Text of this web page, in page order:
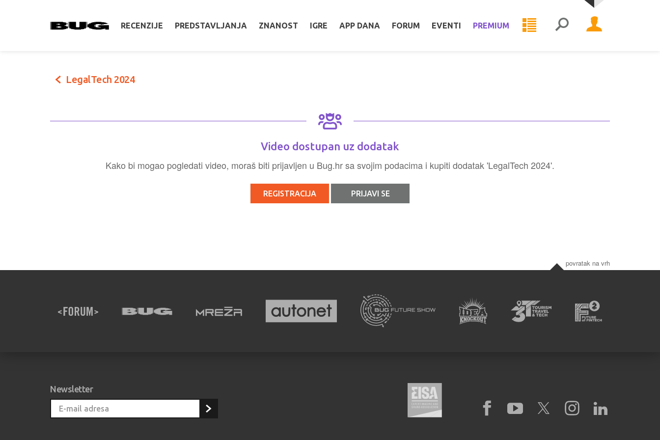
RECENZIJE PREDSTAVLJANJA ZNANOST IGRE APP DANA FORUM EVENTI PREMIUM
LegalTech 2024
Video dostupan uz dodatak
Kako bi mogao pogledati video, moraš biti prijavljen u Bug.hr sa svojim podacima i kupiti dodatak 'LegalTech 2024'.
REGISTRACIJA PRIJAVI SE
povratak na vrh
Newsletter